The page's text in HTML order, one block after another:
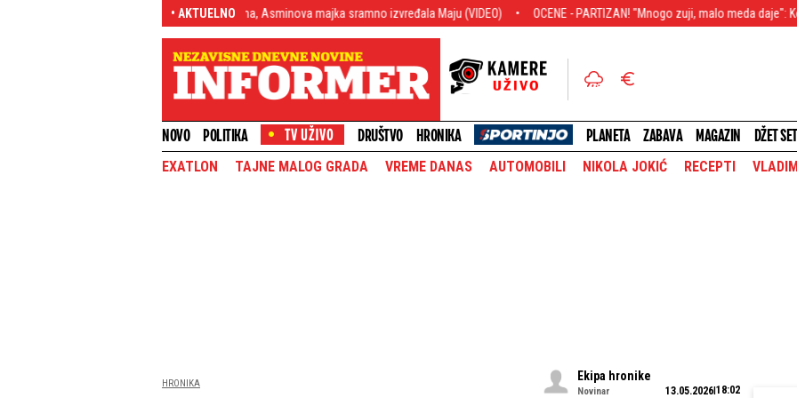
• AKTUELNO
Skandal pred kamerama, Asminova majka sramno izvređala Maju (VIDEO) OCENE - PARTIZAN! "Mnogo zuji, malo meda daje": Koji fudbaler
NOVO POLITIKA DRUŠTVO HRONIKA PLANETA ZABAVA MAGAZIN DŽET SET
EXATLON TAJNE MALOG GRADA VREME DANAS AUTOMOBILI NIKOLA JOKIĆ RECEPTI
HRONIKA
Ekipa hronike
Novinar 13.05.2026 18:02